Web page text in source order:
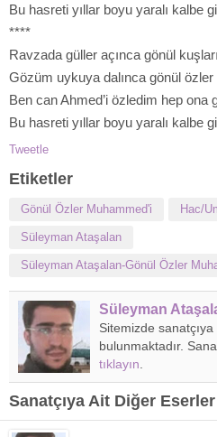
Bu hasreti yıllar boyu yaralı kalbe
****
Ravzada güller açınca gönül
Gözüm uykuya dalınca gönül özler
Ben can Ahmed’i özledim hep ona
Bu hasreti yıllar boyu yaralı kalbe
Tweetle
Etiketler
Gönül Özler Muhammed'i Hac/
Süleyman Ataşalan
Süleyman Ataşalan-Gönül Özler
Süleyman
Sitemizde
bulunmaktadır.
tıklayın
Sanatçıya Ait Diğer Eserler